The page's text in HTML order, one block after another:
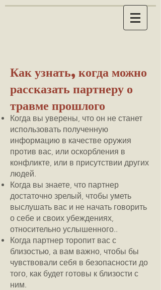
Как узнать, когда можно
рассказать партнеру о
травме прошлого
Когда вы уверены, что он не станет
использовать полученную
информацию в качестве оружия
против вас, или оскорбления в
конфликте, или в присутствии других
людей.
Когда вы знаете, что партнер
достаточно зрелый, чтобы уметь
выслушать вас и не начать говорить
о себе и своих убеждениях,
относительно услышенного..
Когда партнер торопит вас с
близостью, а вам важно, чтобы бы
чувствовали себя в безопасности до
того, как будет готовы к близости с
ним.